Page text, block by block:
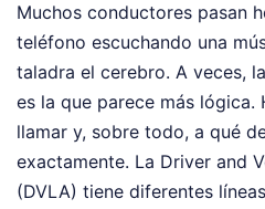
Muchos conductores pasan
teléfono escuchando una
taladra el cerebro. A veces,
es la que parece más lógica.
llamar y, sobre todo, a qué
exactamente. La Driver and
(DVLA) tiene diferentes